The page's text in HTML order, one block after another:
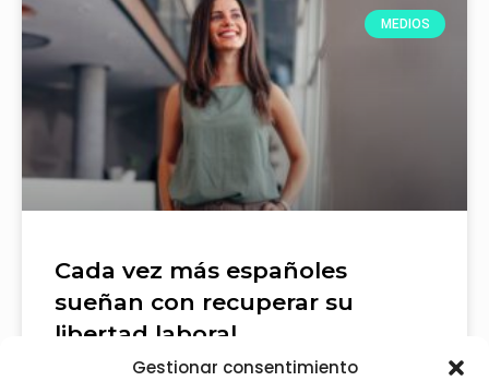
Gestionar consentimiento
MEDIOS
Cada vez más españoles
sueñan con recuperar su
libertad laboral